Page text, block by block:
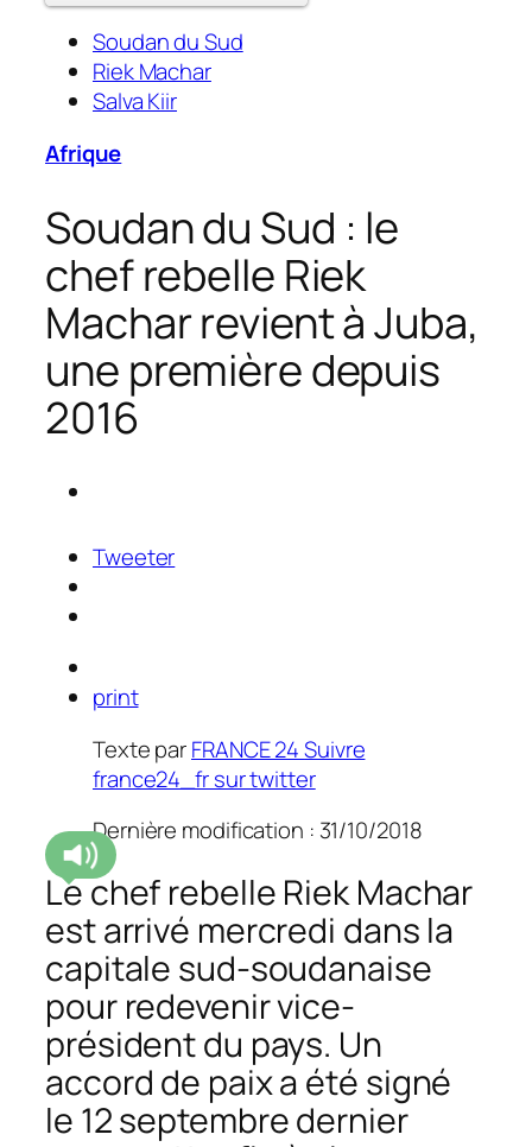
Soudan du Sud
Riek Machar
Salva Kiir
Afrique
Soudan du Sud : le
chef rebelle Riek
Machar revient à Juba,
une première depuis
2016
Tweeter
print
Texte parFRANCE 24Suivre
france24_fr sur twitter
Dernière modification : 31/10/2018
Le chef rebelle Riek Machar
est arrivé mercredi dans la
capitale sud-soudanaise
pour redevenir vice-
président du pays. Un
accord de paix a été signé
le 12 septembre dernier